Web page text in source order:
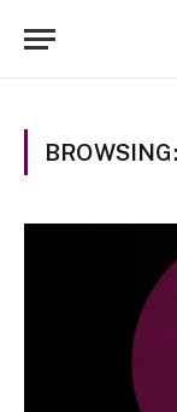
BROWSING: